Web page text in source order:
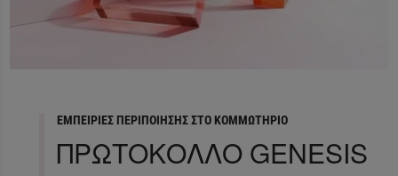
ΕΜΠΕΙΡΙΕΣ ΠΕΡΙΠΟΙΗΣΗΣ ΣΤΟ ΚΟΜΜΩΤΗΡΙΟ
ΠΡΩΤΟΚΟΛΛΟ GENESIS